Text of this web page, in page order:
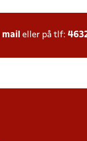
mail eller på tlf: